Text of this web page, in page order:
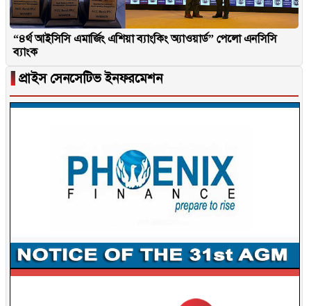
“৪র্থ আইসিসি এমার্জিং এশিয়া ব্যাংকিং অ্যাওয়ার্ড” পেলো এনসিসি
ব্যাংক
▐ প্রাইস সেনসেটিভ ইনফরমেশন